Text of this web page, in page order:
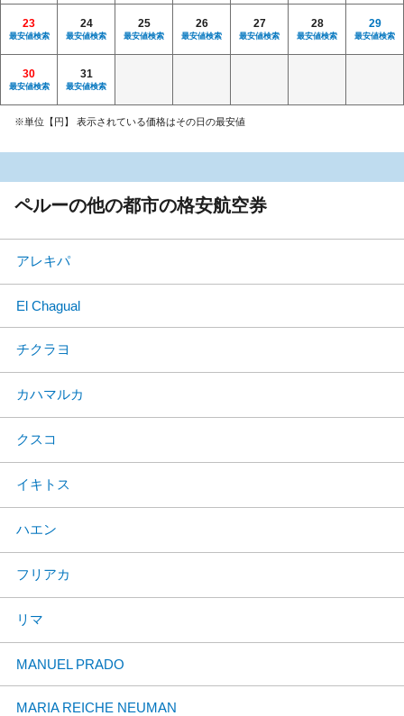
23
最安値検索
24
最安値検索
25
最安値検索
26
最安値検索
27
最安値検索
28
最安値検索
29
最安値検索
30
最安値検索
31
最安値検索
※単位【円】 表示されている価格はその日の最安値
ペルーの他の都市の格安航空券
アレキパ
El Chagual
チクラヨ
カハマルカ
クスコ
イキトス
ハエン
フリアカ
リマ
MANUEL PRADO
MARIA REICHE NEUMAN